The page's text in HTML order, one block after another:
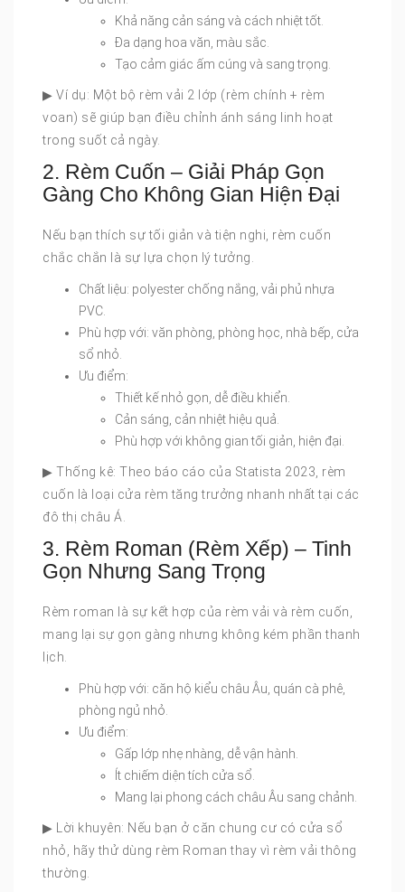
Khả năng cản sáng và cách nhiệt tốt.
Đa dạng hoa văn, màu sắc.
Tạo cảm giác ấm cúng và sang trọng.
▶ Ví dụ: Một bộ rèm vải 2 lớp (rèm chính + rèm
voan) sẽ giúp bạn điều chỉnh ánh sáng linh hoạt
trong suốt cả ngày.
2. Rèm Cuốn – Giải Pháp Gọn
Gàng Cho Không Gian Hiện Đại
Nếu bạn thích sự tối giản và tiện nghi, rèm cuốn
chắc chắn là sự lựa chọn lý tưởng.
Chất liệu: polyester chống nắng, vải phủ nhựa
PVC.
Phù hợp với: văn phòng, phòng học, nhà bếp, cửa
sổ nhỏ.
Ưu điểm:
Thiết kế nhỏ gọn, dễ điều khiển.
Cản sáng, cản nhiệt hiệu quả.
Phù hợp với không gian tối giản, hiện đại.
▶ Thống kê: Theo báo cáo của Statista 2023, rèm
cuốn là loại cửa rèm tăng trưởng nhanh nhất tại các
đô thị châu Á.
3. Rèm Roman (Rèm Xếp) – Tinh
Gọn Nhưng Sang Trọng
Rèm roman là sự kết hợp của rèm vải và rèm cuốn,
mang lại sự gọn gàng nhưng không kém phần thanh
lịch.
Phù hợp với: căn hộ kiểu châu Âu, quán cà phê,
phòng ngủ nhỏ.
Ưu điểm:
Gấp lớp nhẹ nhàng, dễ vận hành.
Ít chiếm diện tích cửa sổ.
Mang lại phong cách châu Âu sang chảnh.
▶ Lời khuyên: Nếu bạn ở căn chung cư có cửa sổ
nhỏ, hãy thử dùng rèm Roman thay vì rèm vải thông
thường.